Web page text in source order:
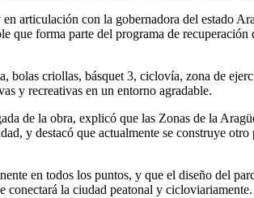
articulación con la gobernadora del estado
que forma parte del programa de
criollas, básquet 3, ciclovía, zona de
y recreativas en un entorno agradable.
de la obra, explicó que las Zonas de la
y destacó que actualmente se construye
en todos los puntos, y que el diseño del
conectará la ciudad peatonal y cicloviariamente.